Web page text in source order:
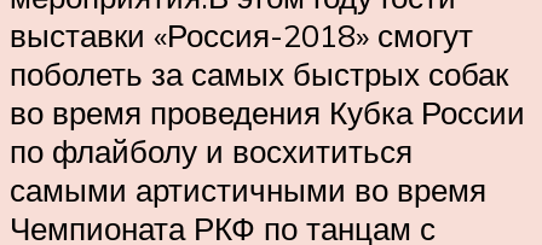
выставки «Россия-2018» смогут
поболеть за самых быстрых собак
во время проведения Кубка России
по флайболу и восхититься
самыми артистичными во время
Чемпионата РКФ по танцам с